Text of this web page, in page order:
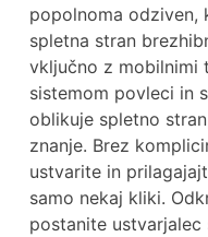
popolnoma odziven,
spletna stran
vključno z mobilnimi
sistemom povleci in
oblikuje spletno
znanje. Brez
ustvarite in
samo nekaj kliki.
postanite ustvarjalec